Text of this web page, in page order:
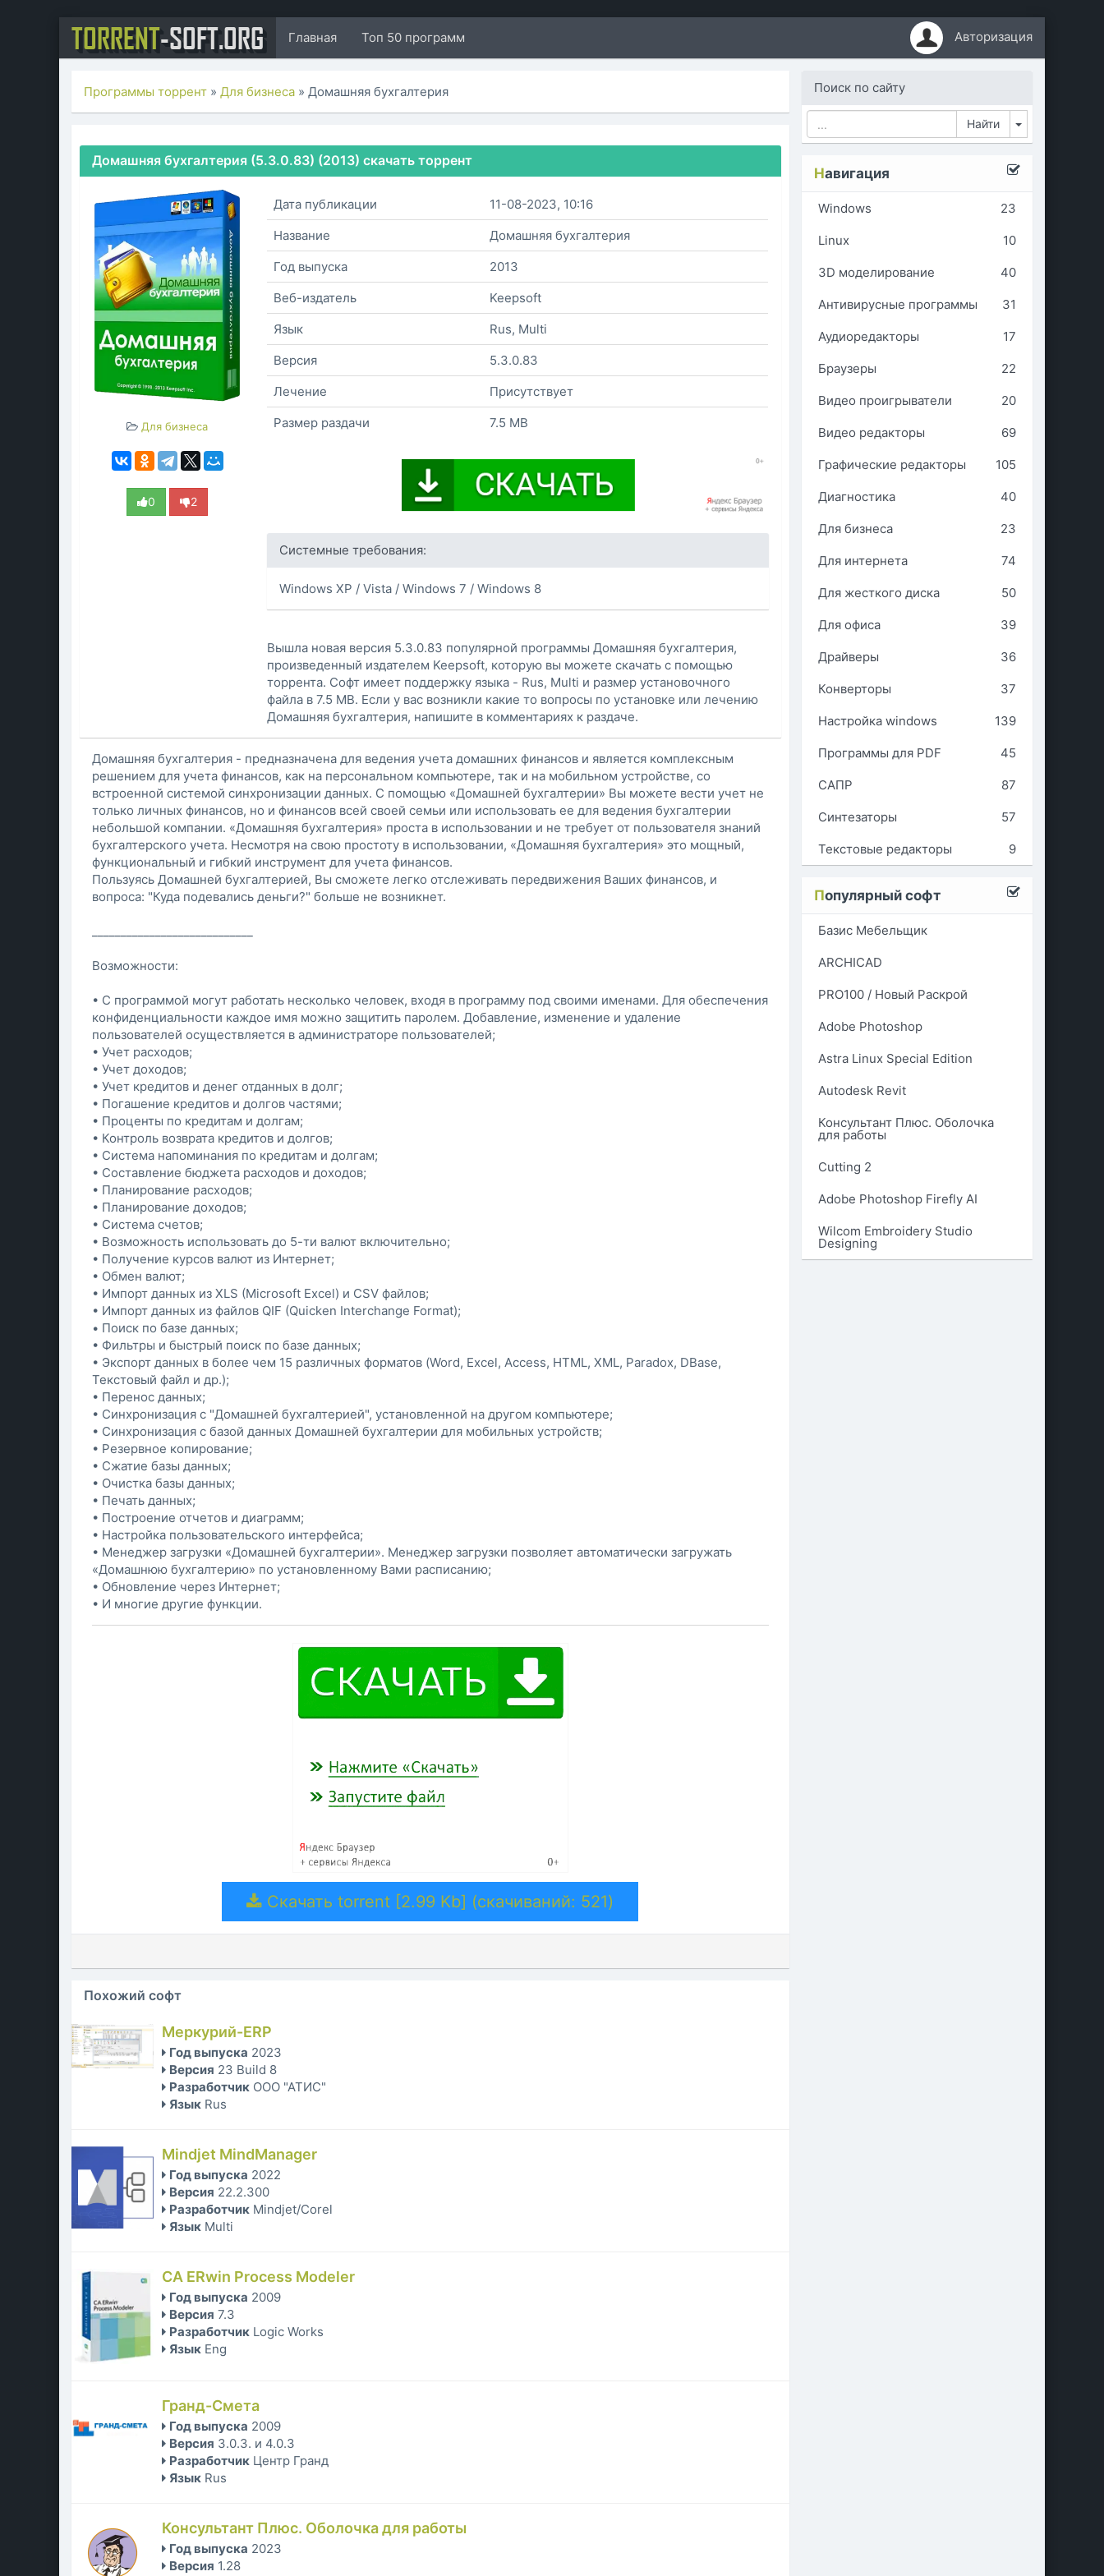
TORRENT-SOFT.ORG Главная Топ 50 программ Авторизация
Программы торрент » Для бизнеса » Домашняя бухгалтерия
Домашняя бухгалтерия (5.3.0.83) (2013) скачать торрент
Для бизнеса
0 2
Дата публикации
11-08-2023, 10:16
Название
Домашняя бухгалтерия
Год выпуска
2013
Веб-издатель
Keepsoft
Язык
Rus, Multi
Версия
5.3.0.83
Лечение
Присутствует
Размер раздачи
7.5 MB
Системные требования:
Windows XP / Vista / Windows 7 / Windows 8
Вышла новая версия 5.3.0.83 популярной программы Домашняя бухгалтерия,
произведенный издателем Keepsoft, которую вы можете скачать с помощью
торрента. Софт имеет поддержку языка - Rus, Multi и размер установочного
файла в 7.5 MB. Если у вас возникли какие то вопросы по установке или лечению
Домашняя бухгалтерия, напишите в комментариях к раздаче.
Домашняя бухгалтерия - предназначена для ведения учета домашних финансов и является комплексным
решением для учета финансов, как на персональном компьютере, так и на мобильном устройстве, со
встроенной системой синхронизации данных. С помощью «Домашней бухгалтерии» Вы можете вести учет не
только личных финансов, но и финансов всей своей семьи или использовать ее для ведения бухгалтерии
небольшой компании. «Домашняя бухгалтерия» проста в использовании и не требует от пользователя знаний
бухгалтерского учета. Несмотря на свою простоту в использовании, «Домашняя бухгалтерия» это мощный,
функциональный и гибкий инструмент для учета финансов.
Пользуясь Домашней бухгалтерией, Вы сможете легко отслеживать передвижения Ваших финансов, и
вопроса: "Куда подевались деньги?" больше не возникнет.
Возможности:
• С программой могут работать несколько человек, входя в программу под своими именами. Для обеспечения
конфиденциальности каждое имя можно защитить паролем. Добавление, изменение и удаление
пользователей осуществляется в администраторе пользователей;
• Учет расходов;
• Учет доходов;
• Учет кредитов и денег отданных в долг;
• Погашение кредитов и долгов частями;
• Проценты по кредитам и долгам;
• Контроль возврата кредитов и долгов;
• Система напоминания по кредитам и долгам;
• Составление бюджета расходов и доходов;
• Планирование расходов;
• Планирование доходов;
• Система счетов;
• Возможность использовать до 5-ти валют включительно;
• Получение курсов валют из Интернет;
• Обмен валют;
• Импорт данных из XLS (Microsoft Excel) и CSV файлов;
• Импорт данных из файлов QIF (Quicken Interchange Format);
• Поиск по базе данных;
• Фильтры и быстрый поиск по базе данных;
• Экспорт данных в более чем 15 различных форматов (Word, Excel, Access, HTML, XML, Paradox, DBase,
Текстовый файл и др.);
• Перенос данных;
• Синхронизация с "Домашней бухгалтерией", установленной на другом компьютере;
• Синхронизация с базой данных Домашней бухгалтерии для мобильных устройств;
• Резервное копирование;
• Сжатие базы данных;
• Очистка базы данных;
• Печать данных;
• Построение отчетов и диаграмм;
• Настройка пользовательского интерфейса;
• Менеджер загрузки «Домашней бухгалтерии». Менеджер загрузки позволяет автоматически загружать
«Домашнюю бухгалтерию» по установленному Вами расписанию;
• Обновление через Интернет;
• И многие другие функции.
Скачать torrent [2.99 Kb] (cкачиваний: 521)
Похожий софт
Меркурий-ERP
Год выпуска 2023
Версия 23 Build 8
Разработчик ООО "АТИС"
Язык Rus
Mindjet MindManager
Год выпуска 2022
Версия 22.2.300
Разработчик Mindjet/Corel
Язык Multi
CA ERwin Process Modeler
Год выпуска 2009
Версия 7.3
Разработчик Logic Works
Язык Eng
Гранд-Смета
Год выпуска 2009
Версия 3.0.3. и 4.0.3
Разработчик Центр Гранд
Язык Rus
Консультант Плюс. Оболочка для работы
Год выпуска 2023
Версия 1.28
Поиск по сайту
Toggle
Навигация
Windows 23
Linux 10
3D моделирование 40
Антивирусные программы 31
Аудиоредакторы 17
Браузеры 22
Видео проигрыватели 20
Видео редакторы 69
Графические редакторы 105
Диагностика 40
Для бизнеса 23
Для интернета 74
Для жесткого диска 50
Для офиса 39
Драйверы 36
Конверторы 37
Настройка windows 139
Программы для PDF 45
САПР 87
Синтезаторы 57
Текстовые редакторы 9
Популярный софт
Базис Мебельщик
ARCHICAD
PRO100 / Новый Раскрой
Adobe Photoshop
Astra Linux Special Edition
Autodesk Revit
Консультант Плюс. Оболочка
для работы
Cutting 2
Adobe Photoshop Firefly AI
Wilcom Embroidery Studio
Designing